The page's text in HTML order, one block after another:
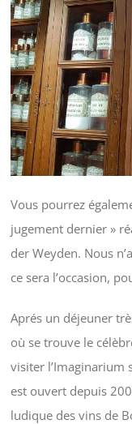
Vous pourrez
jugement dernier »
der Weyden. Nous
ce sera l’occasion,
Aprés un déjeuner
où se trouve le
visiter l’Imaginarium
est ouvert depuis
ludique des vins de